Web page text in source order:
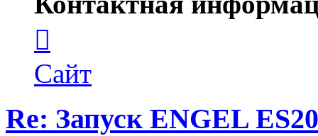
пользователя
wimpic
Сайт
Re: Запуск ENGEL